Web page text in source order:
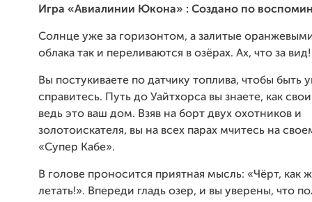
Игра «Авиалинии Юкона» : Создано по
Солнце уже за горизонтом, а залитые
облака так и переливаются в озёрах. Ах, что за вид!
Вы постукиваете по датчику топлива, чтобы быть
справитесь. Путь до Уайтхорса вы знаете, как
ведь это ваш дом. Взяв на борт двух охотников и
золотоискателя, вы на всех парах мчитесь на
«Супер Кабе».
В голове проносится приятная мысль: «Чёрт, как
летать!». Впереди гладь озер, и вы уверены, что